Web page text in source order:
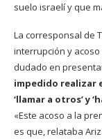
suelo israelí y que
La corresponsal de
interrupción y
dudado en
impedido realizar
‘llamar a otros’ y
«Este acoso a la
es que, relataba